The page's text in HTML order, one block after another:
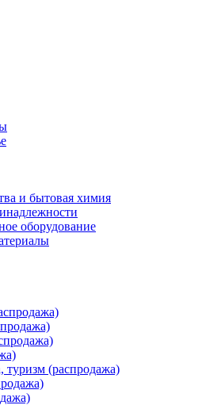
и бытовая химия
оборудование
туризм (распродажа)